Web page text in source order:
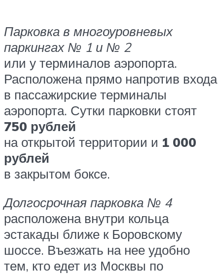
Парковка в многоуровневых
паркингах № 1 и № 2
или у терминалов аэропорта.
Расположена прямо напротив входа
в пассажирские терминалы
аэропорта. Сутки парковки стоят
750 рублей
на открытой территории и 1 000
рублей
в закрытом боксе.
Долгосрочная парковка № 4
расположена внутри кольца
эстакады ближе к Боровскому
шоссе. Въезжать на нее удобно
тем, кто едет из Москвы по